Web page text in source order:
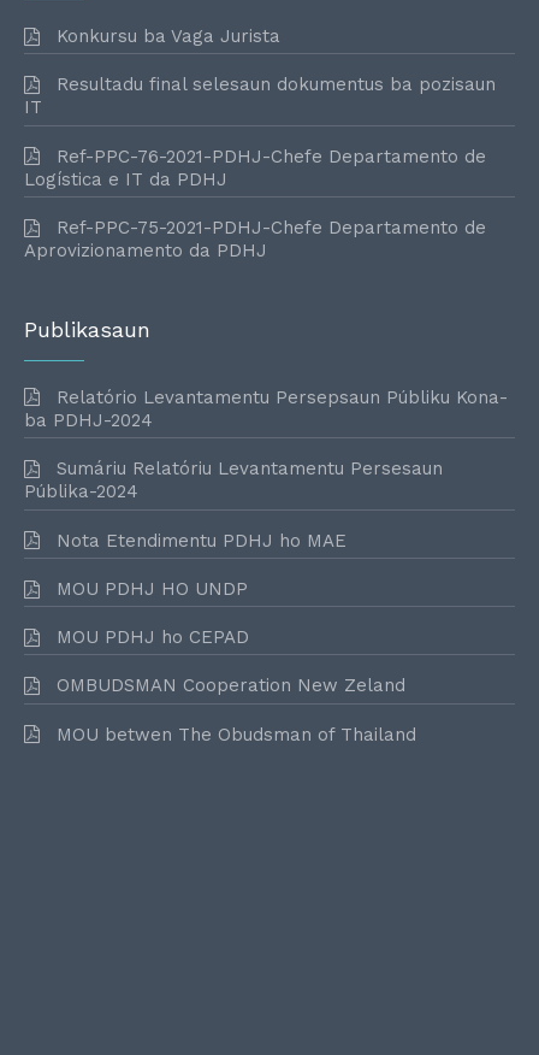
Konkursu ba Vaga Jurista
Resultadu final selesaun dokumentus ba pozisaun
IT
Ref-PPC-76-2021-PDHJ-Chefe Departamento de
Logística e IT da PDHJ
Ref-PPC-75-2021-PDHJ-Chefe Departamento de
Aprovizionamento da PDHJ
Publikasaun
Relatório Levantamentu Persepsaun Públiku Kona-
ba PDHJ-2024
Sumáriu Relatóriu Levantamentu Persesaun
Públika-2024
Nota Etendimentu PDHJ ho MAE
MOU PDHJ HO UNDP
MOU PDHJ ho CEPAD
OMBUDSMAN Cooperation New Zeland
MOU betwen The Obudsman of Thailand